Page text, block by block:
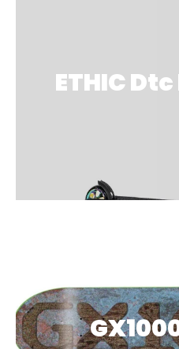
ETHIC